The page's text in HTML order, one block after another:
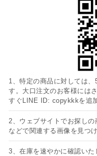
1、特定の商品に対しては
す。大口注文のお客様には
すぐLINE ID: copykkkを追
2、ウェブサイトでお探し
などで関連する画像を見つ
3、在庫を速やかに確認いた